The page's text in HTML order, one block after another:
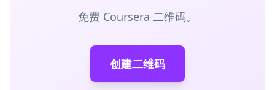
免费 Coursera 二维码。
创建二维码